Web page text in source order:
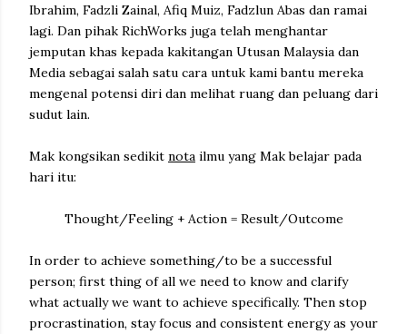
Ibrahim, Fadzli Zainal, Afiq Muiz, Fadzlun Abas dan ramai
lagi. Dan pihak RichWorks juga telah menghantar
jemputan khas kepada kakitangan Utusan Malaysia dan
Media sebagai salah satu cara untuk kami bantu mereka
mengenal potensi diri dan melihat ruang dan peluang dari
sudut lain.
Mak kongsikan sedikit nota ilmu yang Mak belajar pada
hari itu:
Thought/Feeling + Action = Result/Outcome
In order to achieve something/to be a successful
person; first thing of all we need to know and clarify
what actually we want to achieve specifically. Then stop
procrastination, stay focus and consistent energy as your